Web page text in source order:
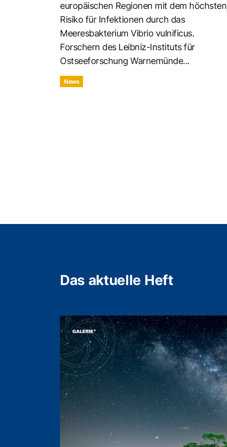
europäischen Regionen mit dem höchsten
Risiko für Infektionen durch das
Meeresbakterium Vibrio vulnificus.
Forschern des Leibniz-Instituts für
Ostseeforschung Warnemünde...
News
Das aktuelle Heft